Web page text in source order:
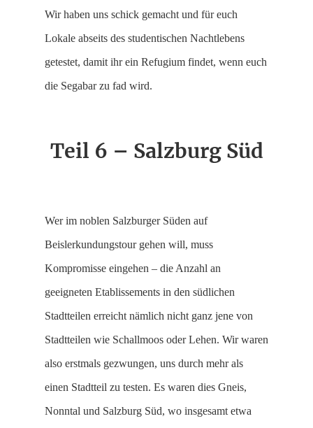
Wir haben uns schick gemacht und für euch
Lokale abseits des studentischen Nachtlebens
getestet, damit ihr ein Refugium findet, wenn euch
die Segabar zu fad wird.
Teil 6 – Salzburg Süd
Wer im noblen Salzburger Süden auf
Beislerkundungstour gehen will, muss
Kompromisse eingehen – die Anzahl an
geeigneten Etablissements in den südlichen
Stadtteilen erreicht nämlich nicht ganz jene von
Stadtteilen wie Schallmoos oder Lehen. Wir waren
also erstmals gezwungen, uns durch mehr als
einen Stadtteil zu testen. Es waren dies Gneis,
Nonntal und Salzburg Süd, wo insgesamt etwa